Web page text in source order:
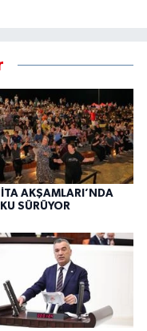
AKŞAMLARI’NDA
SÜRÜYOR